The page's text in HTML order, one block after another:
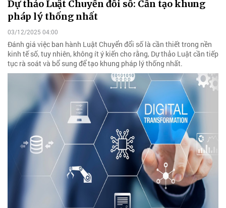
Dự thảo Luật Chuyển đổi số: Cần tạo khung
pháp lý thống nhất
03/12/2025 04:00
Đánh giá việc ban hành Luật Chuyển đổi số là cần thiết trong nền
kinh tế số, tuy nhiên, không ít ý kiến cho rằng, Dự thảo Luật cần tiếp
tục rà soát và bổ sung để tạo khung pháp lý thống nhất.